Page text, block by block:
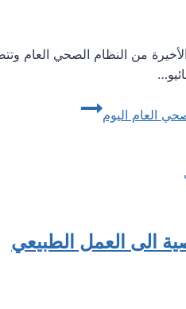
المرحلة الثانية والأخيرة من
العام اليوم
الى العمل الطبيعي